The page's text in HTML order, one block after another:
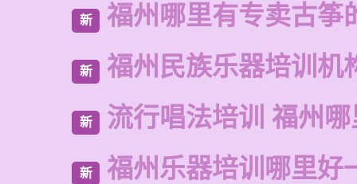
新 福州哪里有专卖古筝
新 福州民族乐器培训机
新 流行唱法培训 福州
新 福州乐器培训哪里好